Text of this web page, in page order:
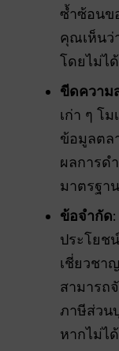
ซ้ำซ้อนข
คุณเห็นว่
โดยไม่ไ
ขีดความ
เก่า ๆ โ
ข้อมูลตล
ผลการด
มาตรฐา
ข้อจำกัด
ประโยช
เชี่ยวชา
สามารถ
ภาษีส่วน
หากไม่ไ